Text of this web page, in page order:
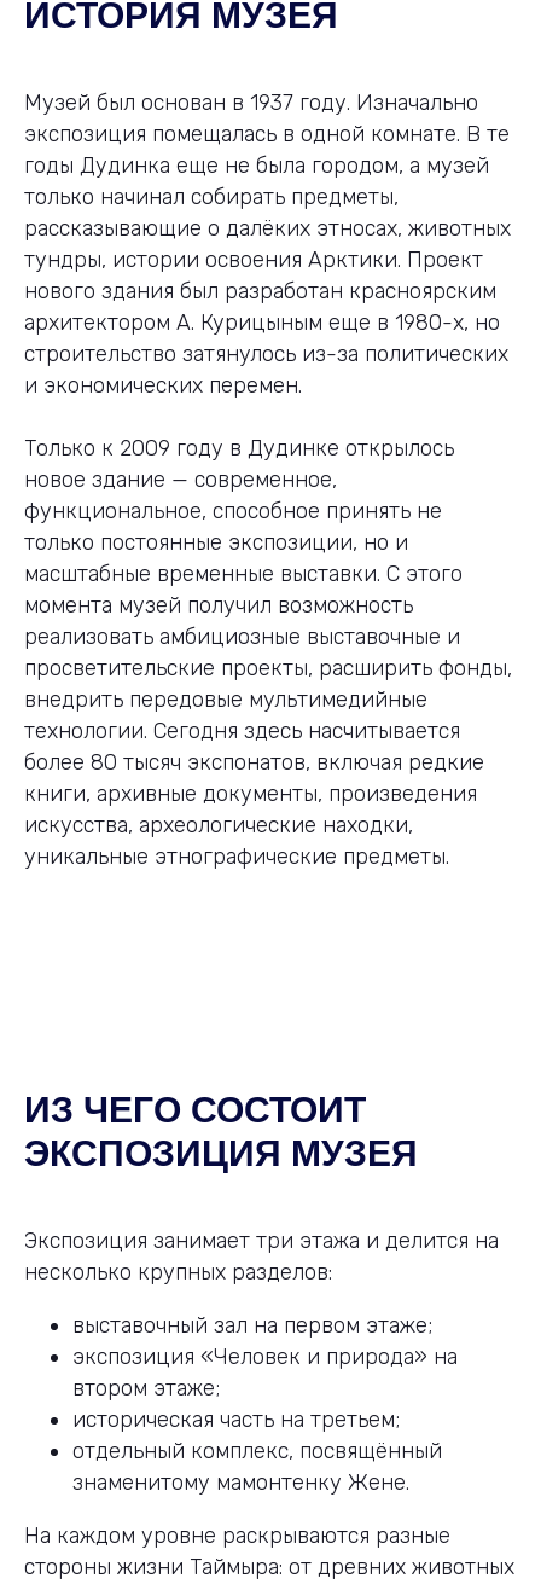
ИСТОРИЯ МУЗЕЯ
Музей был основан в 1937 году. Изначально
экспозиция помещалась в одной комнате. В те
годы Дудинка еще не была городом, а музей
только начинал собирать предметы,
рассказывающие о далёких этносах, животных
тундры, истории освоения Арктики. Проект
нового здания был разработан красноярским
архитектором А. Курицыным еще в 1980-х, но
строительство затянулось из-за политических
и экономических перемен.
Только к 2009 году в Дудинке открылось
новое здание — современное,
функциональное, способное принять не
только постоянные экспозиции, но и
масштабные временные выставки. С этого
момента музей получил возможность
реализовать амбициозные выставочные и
просветительские проекты, расширить фонды,
внедрить передовые мультимедийные
технологии. Сегодня здесь насчитывается
более 80 тысяч экспонатов, включая редкие
книги, архивные документы, произведения
искусства, археологические находки,
уникальные этнографические предметы.
ИЗ ЧЕГО СОСТОИТ
ЭКСПОЗИЦИЯ МУЗЕЯ
Экспозиция занимает три этажа и делится на
несколько крупных разделов:
выставочный зал на первом этаже;
экспозиция «Человек и природа» на
втором этаже;
историческая часть на третьем;
отдельный комплекс, посвящённый
знаменитому мамонтенку Жене.
На каждом уровне раскрываются разные
стороны жизни Таймыра: от древних животных